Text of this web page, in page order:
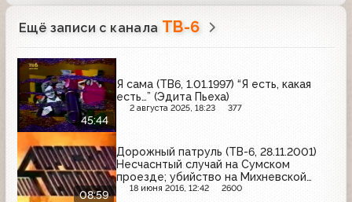
Ещё записи с канала ТВ-6
45:44
Я сама (ТВ6, 1.01.1997) “Я есть, какая
есть…” (Эдита Пьеха)
2 августа 2025, 18:23 377
08:59
Дорожный патруль (ТВ-6, 28.11.2001)
Несчаснтый случай на Сумском
проезде; убийство на Михневской
улице; ДТП на Никитинской улице
18 июня 2016, 12:42 2600